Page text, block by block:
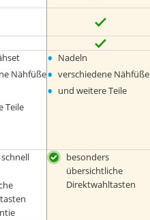
Nähfüße
Teile
• Nadeln
• verschiedene Nähfüße
• und weitere Teile
besonders
übersichtliche
Direktwahltasten